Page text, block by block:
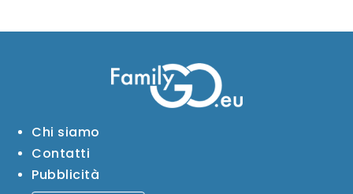
Chi siamo
Contatti
Pubblicità